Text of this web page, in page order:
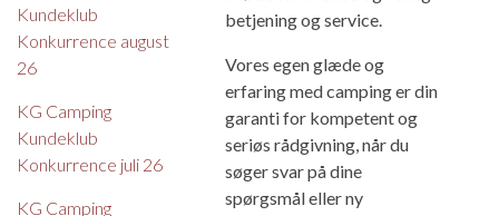
Kundeklub
Konkurrence august
26
KG Camping
Kundeklub
Konkurrence juli 26
KG Camping
betjening og service.
Vores egen glæde og
erfaring med camping er din
garanti for kompetent og
seriøs rådgivning, når du
søger svar på dine
spørgsmål eller ny